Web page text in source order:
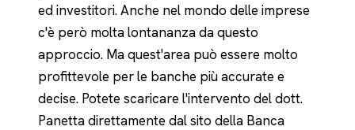
ed investitori. Anche nel mondo delle imprese
c'è però molta lontananza da questo
approccio. Ma quest'area può essere molto
profittevole per le banche più accurate e
decise. Potete scaricare l'intervento del dott.
Panetta direttamente dal sito della Banca